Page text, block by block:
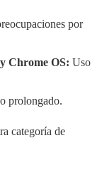
por
Chrome OS: Uso
prolongado.
categoría de